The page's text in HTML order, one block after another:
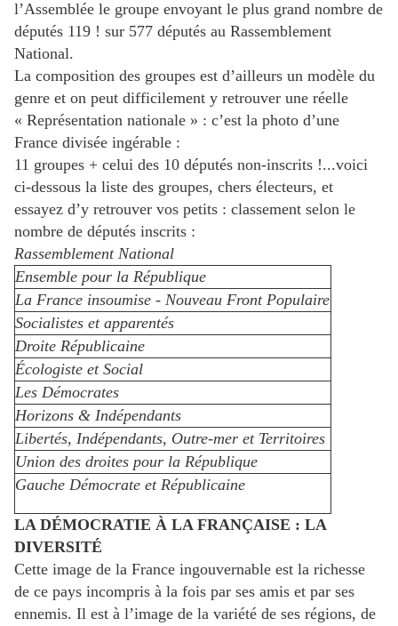
l’Assemblée le groupe envoyant le plus grand nombre de
députés 119 ! sur 577 députés au Rassemblement
National.
La composition des groupes est d’ailleurs un modèle du
genre et on peut difficilement y retrouver une réelle
« Représentation nationale » : c’est la photo d’une
France divisée ingérable :
11 groupes + celui des 10 députés non-inscrits !...voici
ci-dessous la liste des groupes, chers électeurs, et
essayez d’y retrouver vos petits : classement selon le
nombre de députés inscrits :
Rassemblement National
Ensemble pour la République
La France insoumise - Nouveau Front Populaire
Socialistes et apparentés
Droite Républicaine
Écologiste et Social
Les Démocrates
Horizons & Indépendants
Libertés, Indépendants, Outre-mer et Territoires
Union des droites pour la République
Gauche Démocrate et Républicaine
LA DÉMOCRATIE À LA FRANÇAISE : LA
DIVERSITÉ
Cette image de la France ingouvernable est la richesse
de ce pays incompris à la fois par ses amis et par ses
ennemis. Il est à l’image de la variété de ses régions, de